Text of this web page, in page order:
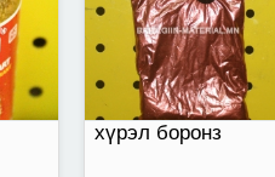
хүрэл боронз